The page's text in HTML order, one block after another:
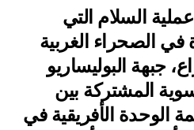
السلام التي
في الصحراء الغربية
جبهة البوليساريو
المشتركة بين
الوحدة الأفريقية في